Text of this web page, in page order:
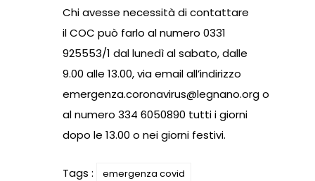
Chi avesse necessità di contattare
il COC può farlo al numero 0331
925553/1 dal lunedì al sabato, dalle
9.00 alle 13.00, via email all’indirizzo
emergenza.coronavirus@legnano.orgo
al numero 334 6050890 tutti i giorni
dopo le 13.00 o nei giorni festivi.
Tags : emergenza covid